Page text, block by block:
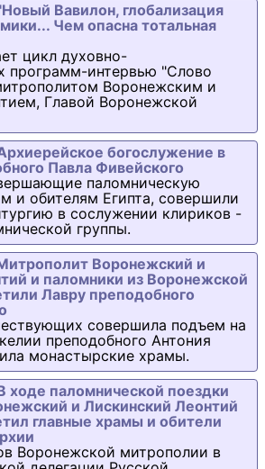
Вавилон, глобализация
Чем опасна тотальная
цикл духовно-
программ-интервью "Слово
Воронежским и
Главой Воронежской
богослужение в
Павла Фивейского
паломническую
и обителям Египта, совершили
в сослужении клириков -
группы.
Воронежский и
и паломники из Воронежской
Лавру преподобного
совершила подъем на
преподобного Антония
монастырские храмы.
ходе паломнической поездки
и Лискинский Леонтий
главные храмы и обители
Воронежской митрополии в